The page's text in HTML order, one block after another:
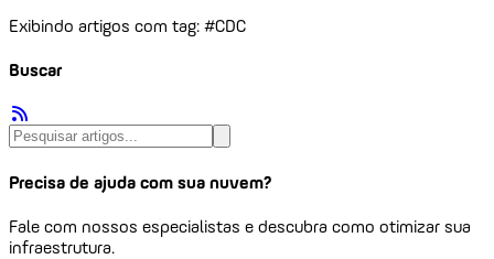
Exibindo artigos com tag: #CDC
Buscar
Precisa de ajuda com sua nuvem?
Fale com nossos especialistas e descubra como otimizar sua
infraestrutura.